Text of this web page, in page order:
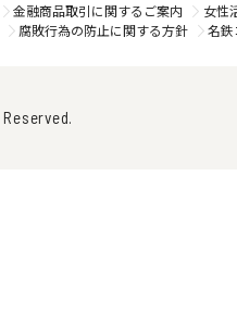
金融商品取引に関するご案内
女性
腐敗行為の防止に関する方針 名